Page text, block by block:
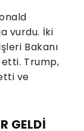
vurdu. İki
Bakanı
etti. Trump,
ve
GELDİ